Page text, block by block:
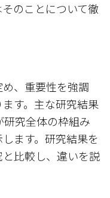
のことについて徹
、重要性を強調
す。主な研究結果
究全体の枠組み
ます。研究結果を
比較し、違いを説